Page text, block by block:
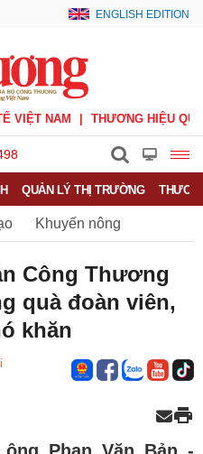
ENGLISH EDITION
VIỆT NAM THƯƠNG HIỆU
QUẢN LÝ THỊ TRƯỜNG
Khuyến nông
khỏe Việc làm
Công Thương
quà đoàn viên,
khăn